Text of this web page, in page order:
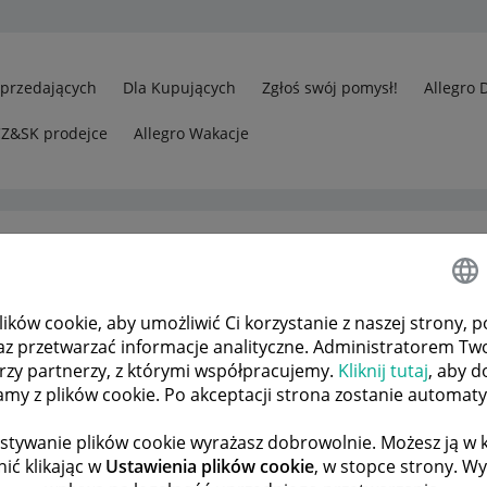
cookie, aby umożliwić Ci korzystanie z naszej strony,
przetwarzać informacje analityczne. Administratorem
partnerzy, z którymi współpracujemy. Kliknij tutaj, aby
z plików cookie. Po akceptacji strona zostanie
plików cookie wyrażasz dobrowolnie. Możesz ją w
klikając wUstawienia plików cookie, w stopce strony.
Dla Kupujących Zgłoś swój pomysł! Allegro
prodejce Allegro Wakacje
Problem z czasem wysyłki w aukcjach
POPRZEDNIA NASTĘPNA